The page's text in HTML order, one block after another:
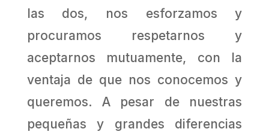
las dos, nos esforzamos y
procuramos respetarnos y
aceptarnos mutuamente, con la
ventaja de que nos conocemos y
queremos. A pesar de nuestras
pequeñas y grandes diferencias